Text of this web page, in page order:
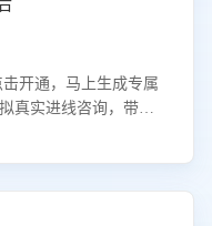
开通，马上生成专属
真实进线咨询，带您